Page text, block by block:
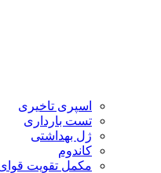
اسپری تاخیری
تست بارداری
ژل بهداشتی
کاندوم
مکمل تقویت